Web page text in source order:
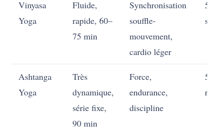
Vinyasa
Yoga
Fluide,
rapide, 60–
75 min
Synchronisation
souffle-
mouvement,
cardio léger
Ashtanga
Yoga
Très
dynamique,
série fixe,
90 min
Force,
endurance,
discipline
5